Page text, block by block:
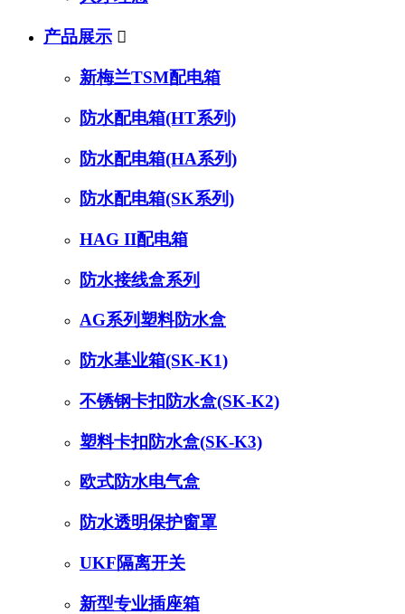
产品展示 
新梅兰TSM配电箱
防水配电箱(HT系列)
防水配电箱(HA系列)
防水配电箱(SK系列)
HAG II配电箱
防水接线盒系列
AG系列塑料防水盒
防水基业箱(SK-K1)
不锈钢卡扣防水盒(SK-K2)
塑料卡扣防水盒(SK-K3)
欧式防水电气盒
防水透明保护窗罩
UKF隔离开关
新型专业插座箱